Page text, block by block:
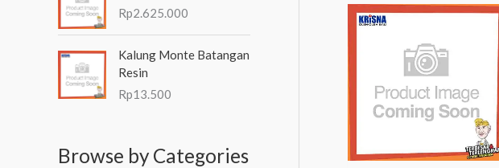
Rp2.625.000
Kalung Monte Batangan
Resin
Rp13.500
Browse by Categories